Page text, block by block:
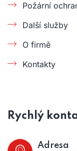
Požární
Další služby
O firmě
Kontakty
Rychlý
Adresa